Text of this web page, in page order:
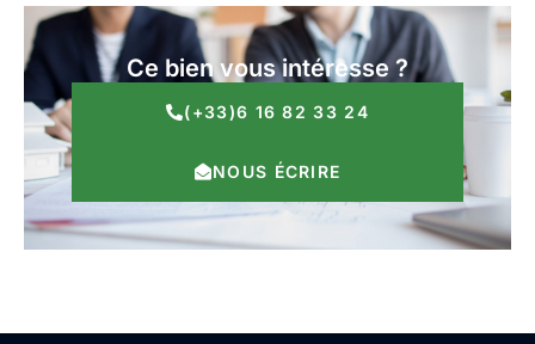
Ce bien vous intéresse ?
(+33)6 16 82 33 24
NOUS ÉCRIRE